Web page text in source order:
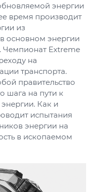
энергии
время производит
из
основном энергии
Чемпионат Extreme
на
транспорта.
правительство
шага на пути к
Как и
испытания
энергии на
в ископаемом